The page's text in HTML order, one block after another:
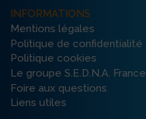
INFORMATIONS
Mentions légales
Politique de confidentialité
Politique cookies
Le groupe S.E.D.N.A. France
Foire aux questions
Liens utiles